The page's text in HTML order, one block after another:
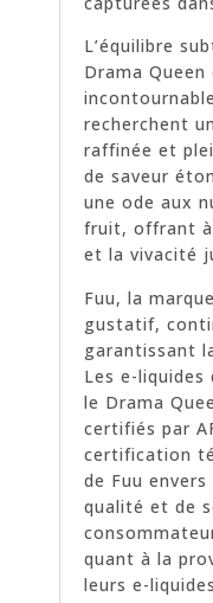
L’équilibre
Drama
recherchent
raffinée et
de saveur
une ode aux
fruit, offrant à
et la vivacité
Fuu, la
gustatif,
garantissant
Les e-
le Drama
certifiés par
certification
de Fuu
qualité et de
quant à la
leurs e-